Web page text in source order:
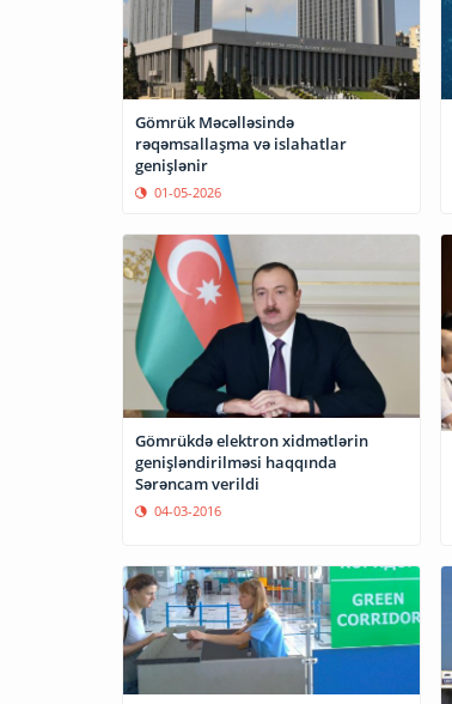
Gömrük Məcəlləsində
rəqəmsallaşma və islahatlar
genişlənir
01-05-2026
Gömrükdə elektron xidmətlərin
genişləndirilməsi haqqında
Sərəncam verildi
04-03-2016